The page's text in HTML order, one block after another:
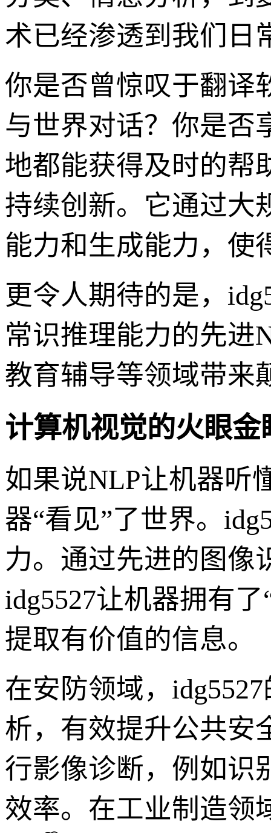
术已经渗透到我们日
你是否曾惊叹于翻译
与世界对话？你是否
地都能获得及时的帮
持续创新。它通过大
能力和生成能力，使
更令人期待的是，
常识推理能力的先进
教育辅导等领域带来
计算机视觉的火眼
如果说NLP让机器听
器“看见”了世界。
力。通过先进的图像
idg5527让机器拥有
提取有价值的信息。
在安防领域，
析，有效提升公共安
行影像诊断，例如识
效率。在工业制造领